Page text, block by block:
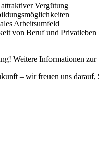
Vergütung
Arbeitsumfeld
von Beruf und Privatleben
Weitere Informationen
– wir freuen uns darauf,